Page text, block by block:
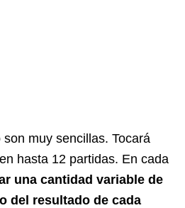
muy sencillas. Tocará
hasta 12 partidas. En cada
una cantidad variable de
del resultado de cada